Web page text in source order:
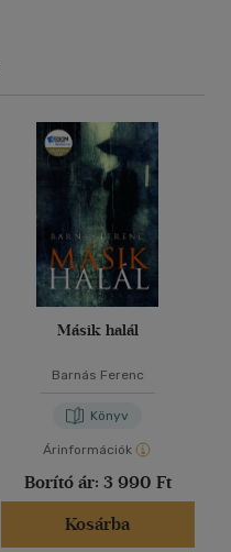
Másik halál
Barnás Ferenc
Könyv
Árinformációk
Borító ár: 3 990 Ft
Kosárba